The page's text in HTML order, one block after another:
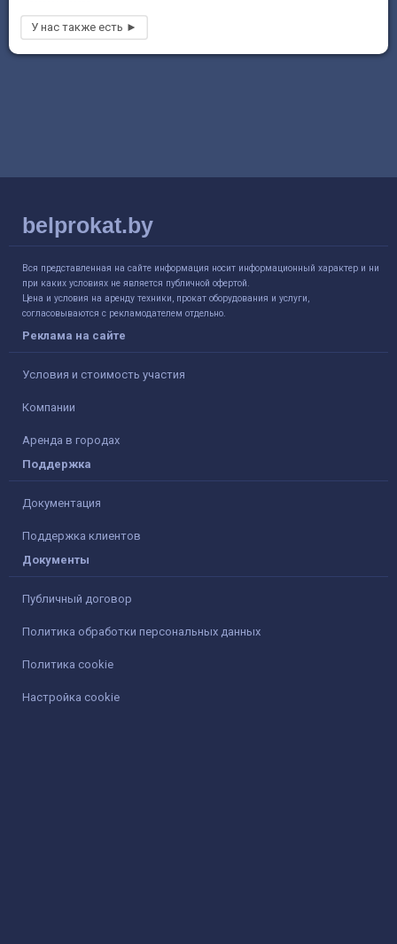
belprokat.by
Вся представленная на сайте информация носит информационный характер и ни
при каких условиях не является публичной офертой.
Цена и условия на аренду техники, прокат оборудования и услуги,
согласовываются с рекламодателем отдельно.
Реклама на сайте
Условия и стоимость участия
Компании
Аренда в городах
Поддержка
Документация
Поддержка клиентов
Документы
Публичный договор
Политика обработки персональных данных
Политика cookie
Настройка cookie